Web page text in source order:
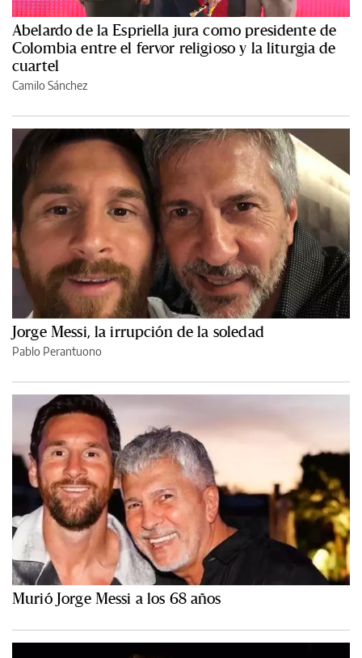
Abelardo de la Espriella jura como presidente de
Colombia entre el fervor religioso y la liturgia de
cuartel
Camilo Sánchez
Jorge Messi, la irrupción de la soledad
Pablo Perantuono
Murió Jorge Messi a los 68 años